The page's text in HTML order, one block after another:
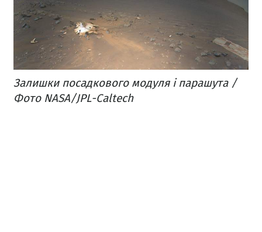
Залишки посадкового модуля і парашута /
Фото NASA/JPL-Caltech